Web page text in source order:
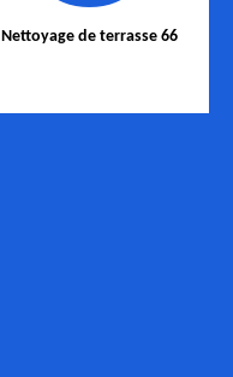
Nettoyage de terrasse 66